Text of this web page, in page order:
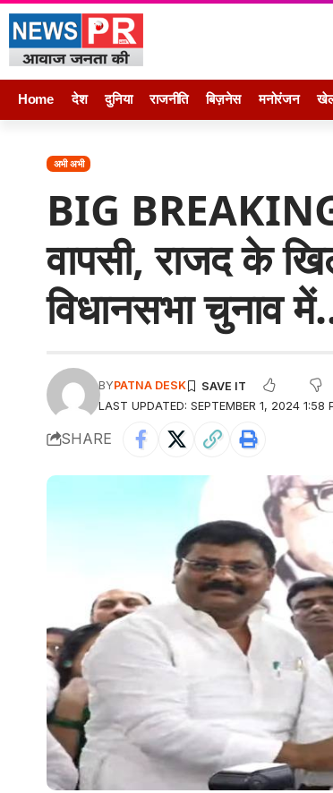
Home देश दुनिया राजनीति बिज़नेस मनोरंजन
अभी अभी
BIG
वापसी, राजद के
विधानसभा चुनाव
LAST UPDATED: SEPTEMBER 1, 2024 1:58
BYPATNA DESK
SHARE